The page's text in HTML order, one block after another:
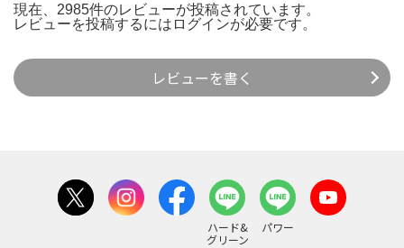
現在、2985件のレビューが投稿されています。
レビューを投稿するには ログインが必要です。
レビューを書く
ハード&
グリーン
パワー